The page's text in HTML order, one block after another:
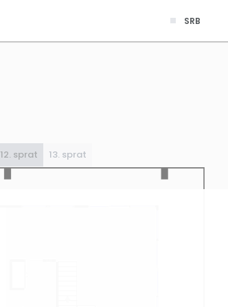
SRB
12. sprat 13. sprat